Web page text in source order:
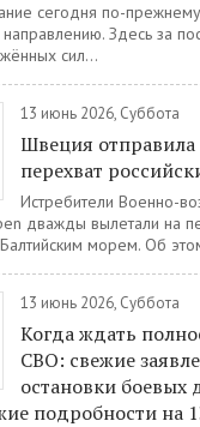
сегодня по-
направлению. Здесь за
сил...
13 июнь 2026, Суббота
Швеция отправила
перехват
Истребители Военно-
дважды вылетали на
морем. Об
13 июнь 2026, Суббота
Когда ждать
СВО: свежие
остановки боевых
подробности на